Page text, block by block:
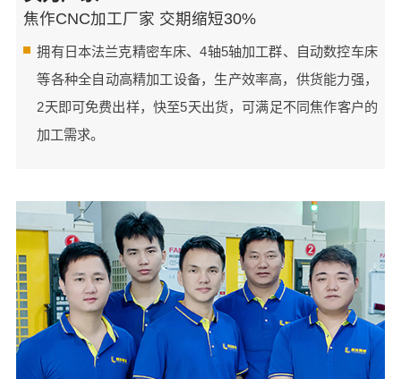
焦作CNC加工厂家 交期缩短30%
拥有日本法兰克精密车床、4轴5轴加工群、自动数控车床
等各种全自动高精加工设备，生产效率高，供货能力强，
2天即可免费出样，快至5天出货，可满足不同焦作客户的
加工需求。